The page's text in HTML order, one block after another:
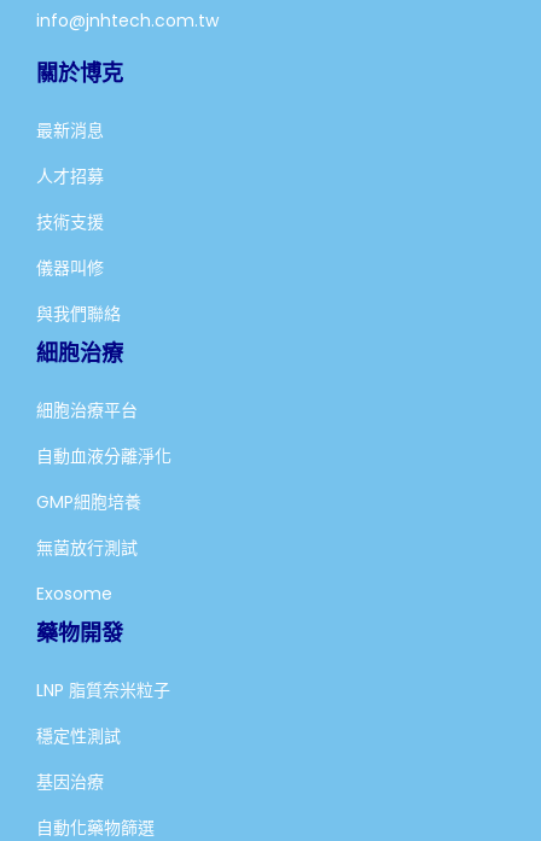
info@jnhtech.com.tw
關於博克
最新消息
人才招募
技術支援
儀器叫修
與我們聯絡
細胞治療
細胞治療平台
自動血液分離淨化
GMP細胞培養
無菌放行測試
Exosome
藥物開發
LNP 脂質奈米粒子
穩定性測試
基因治療
自動化藥物篩選